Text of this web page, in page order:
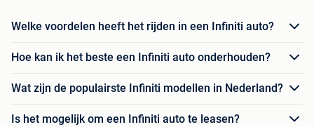
Welke voordelen heeft het rijden in een Infiniti auto?
Hoe kan ik het beste een Infiniti auto onderhouden?
Wat zijn de populairste Infiniti modellen in Nederland?
Is het mogelijk om een Infiniti auto te leasen?